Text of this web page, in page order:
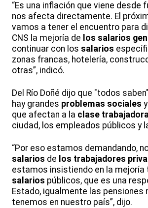
“Es una inflación que viene desde
nos afecta directamente. El
vamos a tener el encuentro para
CNS la mejoría de los salarios
continuar con los salarios
zonas francas, hotelería,
otras”, indicó.
Del Río Doñé dijo que "todos
hay grandes problemas sociales
que afectan a la clase
ciudad, los empleados públicos y
“Por eso estamos demandando,
salarios de los trabajadores
estamos insistiendo en la mejoría
salarios públicos, que es una
Estado, igualmente las pensiones
tenemos en nuestro país”, dijo.